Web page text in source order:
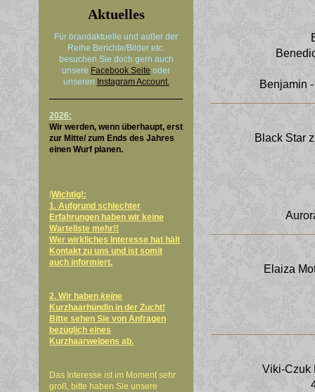
Aktuelles
Für brandaktuelle und außer der
Reihe Berichte/Bilder etc.
besuchen Sie doch gern auch
unsere Facebook Seite oder
unseren Instagram Account.
2026:
Wir werden, wenn überhaupt, erst
zur Mitte/ zum Ends des Jahres
einen Wurf planen.
!Wichtig!:
1. Aufgrund schlechter
Erfahrungen haben wir keine
Warteliste mehr!!
Wer wirkliches Interesse hat hält
Kontakt zu uns und ist somit
auch informiert.
2. Wir haben keine
Kurzhaarhündin in der Zucht!
Bitte sehen Sie von Anfragen
bezüglich eines
Kurzhaarwelpens ab.
Das Interesse ist im Moment sehr
groß, bitte haben Sie unsere
Benjamin
Black Star
Elaiza
Viki-Czuk